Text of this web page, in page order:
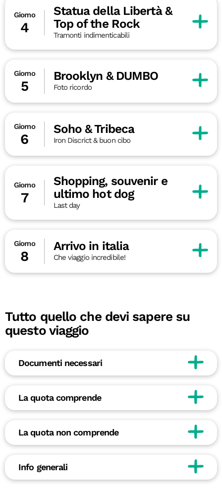
Giorno
4
Statua della Libertà &
Top of the Rock
Tramonti indimenticabili
Giorno
5
Brooklyn & DUMBO
Foto ricordo
Giorno
6
Soho & Tribeca
Iron Discrict & buon cibo
Giorno
7
Shopping, souvenir e
ultimo hot dog
Last day
Giorno
8
Arrivo in italia
Che viaggio incredibile!
Tutto quello che devi sapere su
questo viaggio
Documenti necessari
La quota comprende
La quota non comprende
Info generali